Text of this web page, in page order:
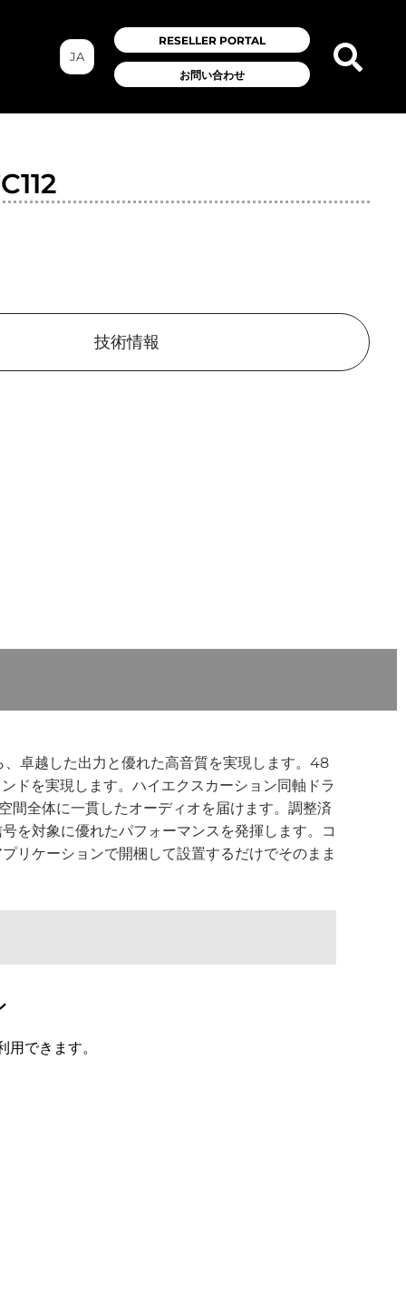
RESELLER PORTAL
お問い合わせ
JA
技術情報
卓越した出力と優れた高音質を実現します。48
ドを実現します。ハイエクスカーション同軸ドラ
全体に一貫したオーディオを届けます。調整済
を対象に優れたパフォーマンスを発揮します。コ
リケーションで開梱して設置するだけでそのまま
できます。